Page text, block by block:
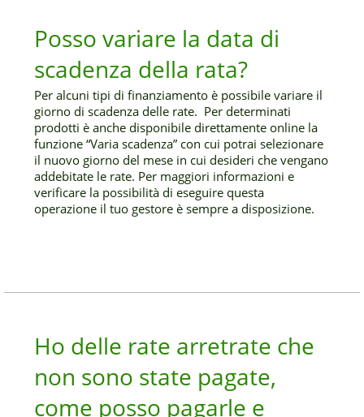
Posso variare la data di
scadenza della rata?
Per alcuni tipi di finanziamento è possibile variare il
giorno di scadenza delle rate. Per determinati
prodotti è anche disponibile direttamente online la
funzione “Varia scadenza” con cui potrai selezionare
il nuovo giorno del mese in cui desideri che vengano
addebitate le rate. Per maggiori informazioni e
verificare la possibilità di eseguire questa
operazione il tuo gestore è sempre a disposizione.
Ho delle rate arretrate che
non sono state pagate,
come posso pagarle e